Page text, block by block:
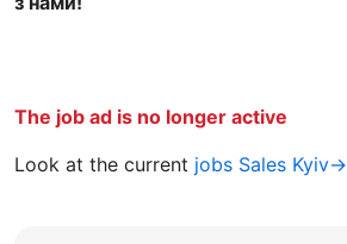
The job ad is no longer active
Look at the current jobs Sales Kyiv→